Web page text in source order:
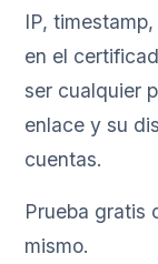
IP,
en el
ser cualquier
enlace y su
cuentas.
Prueba gratis
mismo.